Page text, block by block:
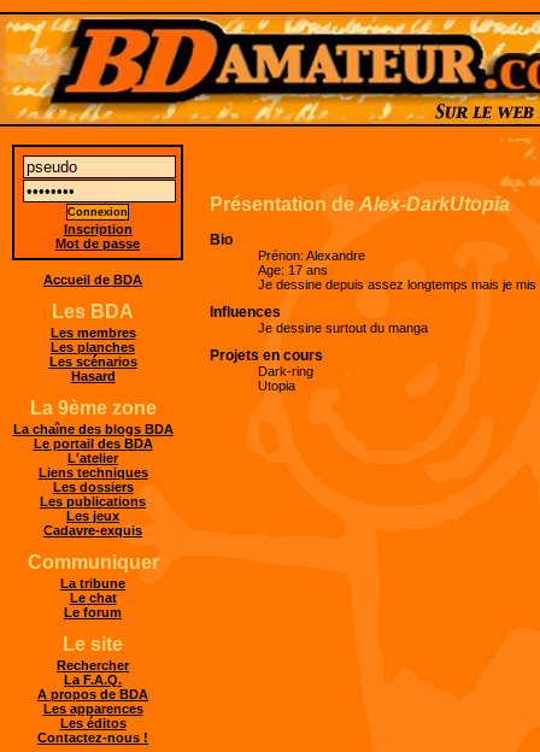
Présentation de Alex-DarkUtopia
Bio
Prénon: Alexandre
Age: 17 ans
Je dessine depuis assez longtemps mais je
Influences
Je dessine surtout du manga
Projets en cours
Dark-ring
Utopia
Inscription
Mot de passe
Accueil de BDA
Les BDA
Les membres
Les planches
Les scénarios
Hasard
La 9ème zone
La chaîne des blogs BDA
Le portail des BDA
L'atelier
Liens techniques
Les dossiers
Les publications
Les jeux
Cadavre-exquis
Communiquer
La tribune
Le chat
Le forum
Le site
Rechercher
La F.A.Q.
A propos de BDA
Les apparences
Les éditos
Contactez-nous !